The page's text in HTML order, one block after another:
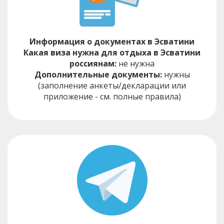
Информация о документах в Эсватини
Какая виза нужна для отдыха в Эсватини
россиянам: не нужна
Дополнительные документы:нужны
(заполнение анкеты/декларации или
приложение - см. полные правила)